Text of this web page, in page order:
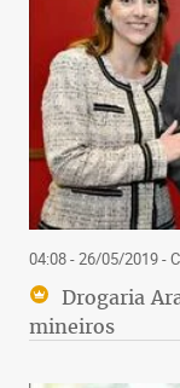
04:08 - 26/05/2019-
Drogaria
mineiros